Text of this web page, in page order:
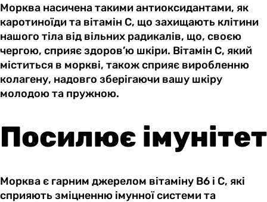
Морква насичена такими антиоксидантами, як
каротиноїди та вітамін С, що захищають клітини
нашого тіла від вільних радикалів, що, своєю
чергою, сприяє здоров’ю шкіри. Вітамін С, який
міститься в моркві, також сприяє виробленню
колагену, надовго зберігаючи вашу шкіру
молодою та пружною.
Посилює імунітет
Морква є гарним джерелом вітаміну B6 і C, які
сприяють зміцненню імунної системи та